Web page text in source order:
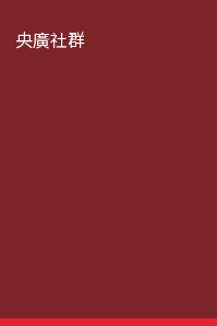
央廣社群